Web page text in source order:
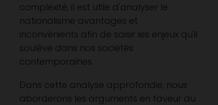
complexité, il est utile d'analyser le
nationalisme avantages et
inconvénients afin de saisir les enjeux qu'il
soulève dans nos sociétés
contemporaines.
Dans cette analyse approfondie, nous
aborderons les arguments en faveur du